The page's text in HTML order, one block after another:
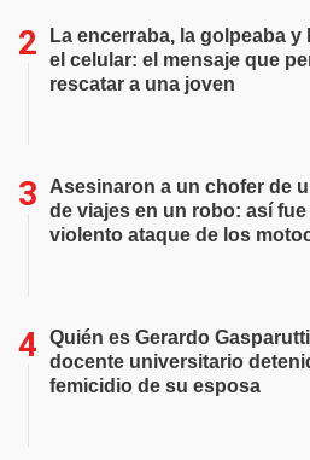
La encerraba, la golpeaba y
el celular: el mensaje que
rescatar a una joven
Asesinaron a un chofer de
de viajes en un robo: así fue
violento ataque de los
Quién es Gerardo
docente universitario
femicidio de su esposa